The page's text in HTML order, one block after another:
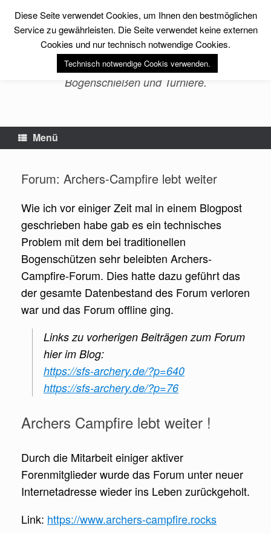
Inhalt
springen
sfs-archery -Erlebnis
Bogenschießen-
Bogensport, Fitness, Training im
Bogenschießen und Turniere.
Menü
Forum: Archers-Campfire lebt weiter
Wie ich vor einiger Zeit mal in einem Blogpost
geschrieben habe gab es ein technisches
Problem mit dem bei traditionellen
Bogenschützen sehr beleibten Archers-
Campfire-Forum. Dies hatte dazu geführt das
der gesamte Datenbestand des Forum verloren
war und das Forum offline ging.
Links zu vorherigen Beiträgen zum Forum
hier im Blog:
https://sfs-archery.de/?p=640
https://sfs-archery.de/?p=76
Archers Campfire lebt weiter !
Durch die Mitarbeit einiger aktiver
Forenmitglieder wurde das Forum unter neuer
Internetadresse wieder ins Leben zurückgeholt.
Link: https://www.archers-campfire.rocks
Diese Seite verwendet Cookies, um Ihnen den bestmöglichen
Service zu gewährleisten. Die Seite verwendet keine externen
Cookies und nur technisch notwendige Cookies.
Technisch notwendige Cookis verwenden.